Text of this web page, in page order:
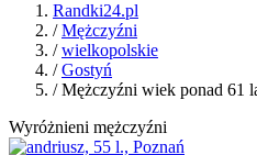
Randki24.pl
/Mężczyźni
/wielkopolskie
/Gostyń
/ Mężczyźni wiek ponad 61
Wyróżnieni mężczyźni